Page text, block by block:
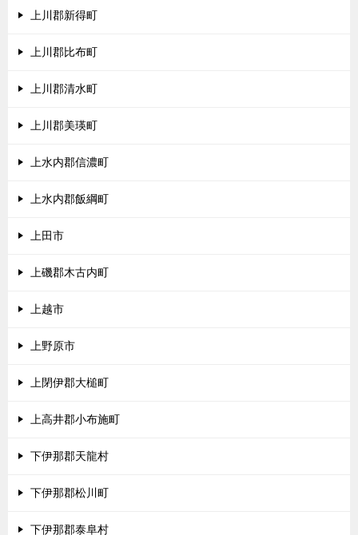
上川郡新得町
上川郡比布町
上川郡清水町
上川郡美瑛町
上水内郡信濃町
上水内郡飯綱町
上田市
上磯郡木古内町
上越市
上野原市
上閉伊郡大槌町
上高井郡小布施町
下伊那郡天龍村
下伊那郡松川町
下伊那郡泰阜村